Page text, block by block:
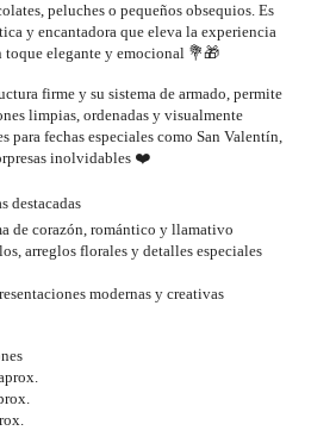
peluches o pequeños obsequios. Es
y encantadora que eleva la experiencia
toque elegante y emocional 💐🎁
firme y su sistema de armado, permite
limpias, ordenadas y visualmente
para fechas especiales como San Valentín,
inolvidables ❤️
destacadas
de corazón, romántico y llamativo
arreglos florales y detalles especiales
modernas y creativas